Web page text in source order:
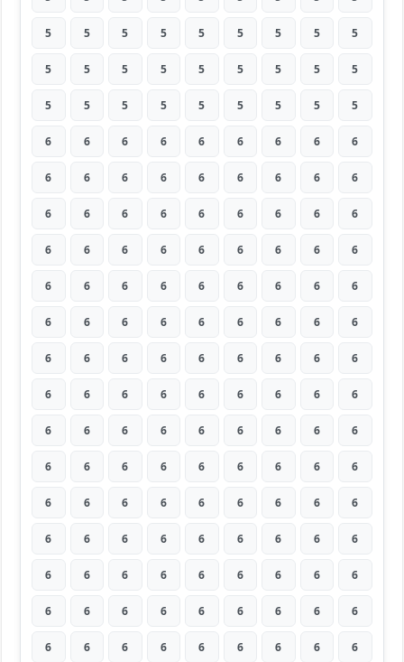
5 5 5 5 5 5 5 5 5
5 5 5 5 5 5 5 5 5
5 5 5 5 5 5 5 5 5
6 6 6 6 6 6 6 6 6
6 6 6 6 6 6 6 6 6
6 6 6 6 6 6 6 6 6
6 6 6 6 6 6 6 6 6
6 6 6 6 6 6 6 6 6
6 6 6 6 6 6 6 6 6
6 6 6 6 6 6 6 6 6
6 6 6 6 6 6 6 6 6
6 6 6 6 6 6 6 6 6
6 6 6 6 6 6 6 6 6
6 6 6 6 6 6 6 6 6
6 6 6 6 6 6 6 6 6
6 6 6 6 6 6 6 6 6
6 6 6 6 6 6 6 6 6
6 6 6 6 6 6 6 6 6